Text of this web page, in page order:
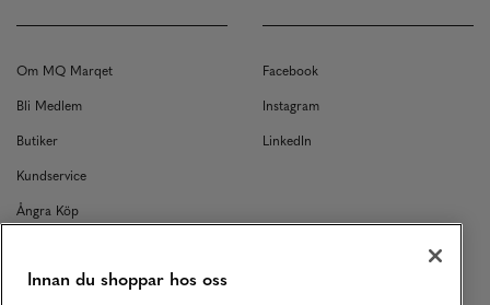
Om MQ Marqet
Bli Medlem
Butiker
Kundservice
Ångra Köp
Returer
Facebook
Instagram
LinkedIn
Innan du shoppar hos oss